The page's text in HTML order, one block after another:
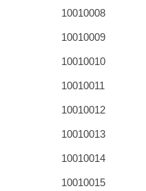
10010008
10010009
10010010
10010011
10010012
10010013
10010014
10010015